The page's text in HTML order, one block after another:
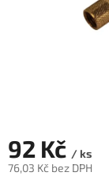
92 Kč / ks
76,03 Kč bez DPH